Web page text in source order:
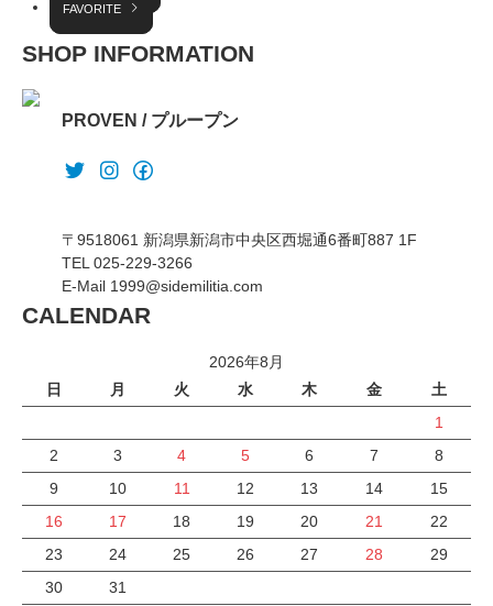
FAVORITE
SHOP INFORMATION
PROVEN / プループン
〒9518061 新潟県新潟市中央区西堀通6番町887 1F
TEL 025-229-3266
E-Mail 1999@sidemilitia.com
CALENDAR
2026年8月
日
月 火 水 木 金
土
1
2
3 4 5 6 7
8
9
10 11 12 13 14
15
16
17 18 19 20 21
22
23
24 25 26 27 28
29
30
31